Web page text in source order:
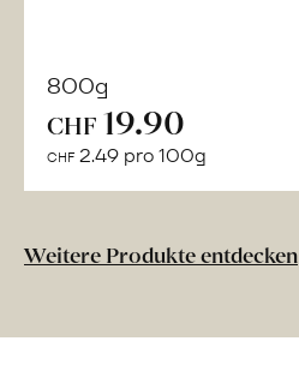
800g
CHF 19.90
CHF 2.49 pro 100g
Weitere Produkte entdecken